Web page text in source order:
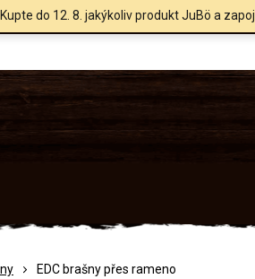
do 12. 8. jakýkoliv produkt JuBö a
EDC brašny přes rameno